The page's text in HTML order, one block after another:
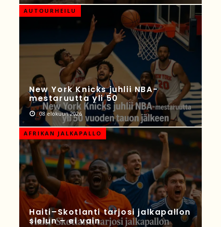
AUTOURHEILU
New York Knicks juhlii NBA-
mestaruutta yli 50
08 elokuun 2026
AFRIKAN JALKAPALLO
Haiti–Skotlanti tarjosi jalkapallon
sielun – ei vain